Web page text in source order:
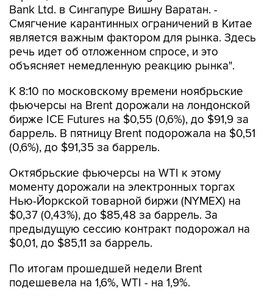
Bank Ltd. в Сингапуре Вишну Варатан. -
Смягчение карантинных ограничений в Китае
является важным фактором для рынка. Здесь
речь идет об отложенном спросе, и это
объясняет немедленную реакцию рынка".
К 8:10 по московскому времени ноябрьские
фьючерсы на Brent дорожали на лондонской
бирже ICE Futures на $0,55 (0,6%), до $91,9 за
баррель. В пятницу Brent подорожала на $0,51
(0,6%), до $91,35 за баррель.
Октябрьские фьючерсы на WTI к этому
моменту дорожали на электронных торгах
Нью-Йоркской товарной биржи (NYMEX) на
$0,37 (0,43%), до $85,48 за баррель. За
предыдущую сессию контракт подорожал на
$0,01, до $85,11 за баррель.
По итогам прошедшей недели Brent
подешевела на 1,6%, WTI - на 1,9%.